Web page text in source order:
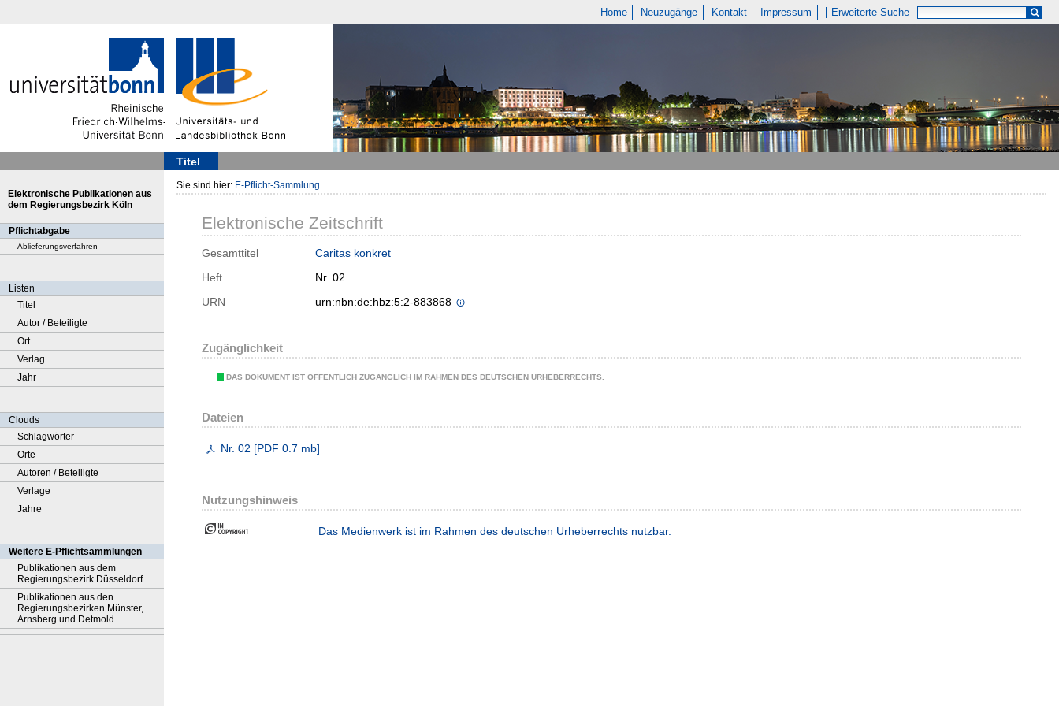
Home Neuzugänge Kontakt Impressum Erweiterte Suche
Titel
Elektronische Publikationen aus
dem Regierungsbezirk Köln
Pflichtabgabe
Ablieferungsverfahren
Listen
Titel
Autor / Beteiligte
Ort
Verlag
Jahr
Clouds
Schlagwörter
Orte
Autoren / Beteiligte
Verlage
Jahre
Weitere E-Pflichtsammlungen
Publikationen aus dem
Regierungsbezirk Düsseldorf
Publikationen aus den
Regierungsbezirken Münster,
Arnsberg und Detmold
Sie sind hier: E-Pflicht-Sammlung
Elektronische Zeitschrift
Gesamttitel
Caritas konkret
Heft
Nr. 02
URN
urn:nbn:de:hbz:5:2-883868
Zugänglichkeit
DAS DOKUMENT IST ÖFFENTLICH ZUGÄNGLICH IM RAHMEN DES DEUTSCHEN URHEBERRECHTS.
Dateien
Nr. 02 [PDF 0.7 mb]
Nutzungshinweis
Das Medienwerk ist im Rahmen des deutschen Urheberrechts nutzbar.